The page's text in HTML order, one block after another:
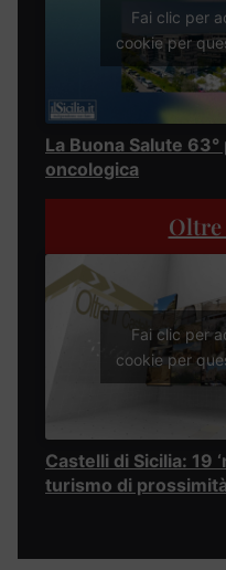
Fai clic per
cookie per
La Buona Salute
oncologica
Oltre
Fai clic per
cookie per
Castelli di Sicilia: 19
turismo di prossimità